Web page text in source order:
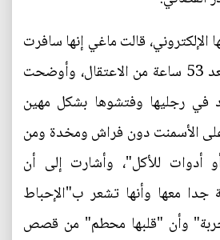
قالت ماغي إنها سافرت
"لترتاح في لاوس" بعد 53 ساعة من الاعتقال، وأوضحت
في رجليها وفتشوها بشكل مهين
الأسمنت دون فراش ومخدة ومن
للأكل"، وأشارت إلى أن
جدا معها وأنها تشعر ب"الإحباط
وأن "قلبها محطم" من قصص